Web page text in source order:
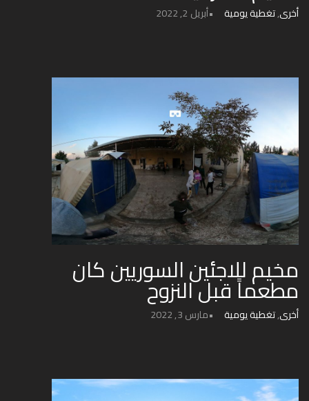
أخرى,تغطية يومية أبريل 2, 2022
مخيم للاجئين السوريين كان
مطعماً قبل النزوح
أخرى,تغطية يومية مارس 3, 2022